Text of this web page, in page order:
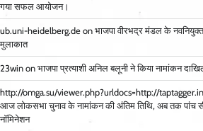
गया सफल आयोजन।
ub.uni-heidelberg.de on भाजपा वीरभद्र मंडल के
मुलाकात
23win on भाजपा प्रत्याशी अनिल बलूनी ने किया नामांकन
http://omga.su/viewer.php?urldocs=http://
आज लोकसभा चुनाव के नामांकन की अंतिम तिथि, अब तक पांच
नॉमिनेशन